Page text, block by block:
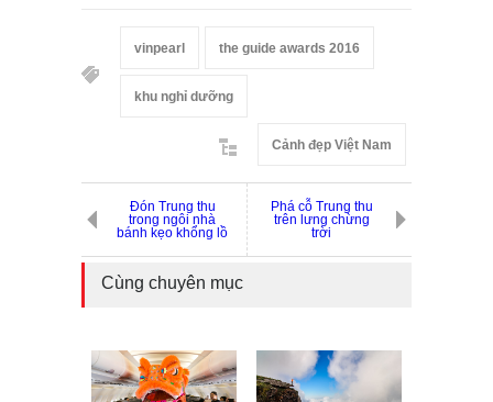
vinpearl the guide awards 2016
khu nghỉ dưỡng
Cảnh đẹp Việt Nam
Đón Trung thu
trong ngôi nhà
bánh kẹo khổng lồ
Phá cỗ Trung thu
trên lưng chừng
trời
Cùng chuyên mục